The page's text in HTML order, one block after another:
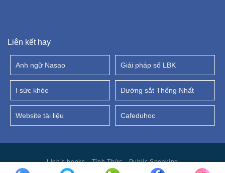
Liên kết hay
Anh ngữ Nasao Giải pháp số LBK
I sức khỏe Đường sắt Thống Nhất
Website tài liệu Cafeduhoc
Linh’s books Tỉnh Thức Public Speaking